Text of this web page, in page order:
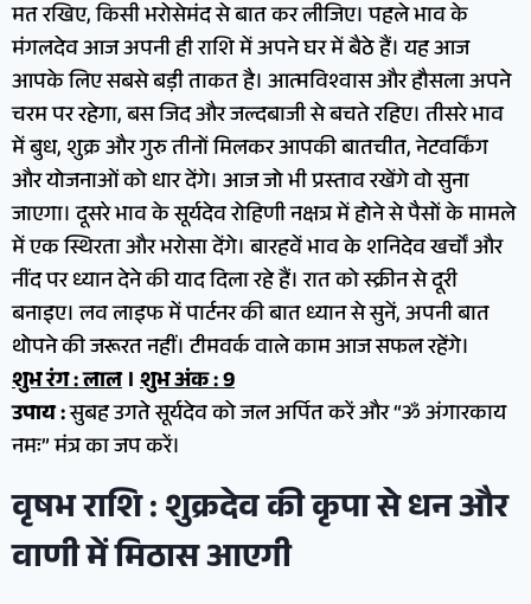
मत रखिए, किसी भरोसेमंद से बात कर लीजिए। पहले भाव के
मंगलदेव आज अपनी ही राशि में अपने घर में बैठे हैं। यह आज
आपके लिए सबसे बड़ी ताकत है। आत्मविश्वास और हौसला अपने
चरम पर रहेगा, बस जिद और जल्दबाजी से बचते रहिए। तीसरे भाव
में बुध, शुक्र और गुरु तीनों मिलकर आपकी बातचीत, नेटवर्किंग
और योजनाओं को धार देंगे। आज जो भी प्रस्ताव रखेंगे वो सुना
जाएगा। दूसरे भाव के सूर्यदेव रोहिणी नक्षत्र में होने से पैसों के मामले
में एक स्थिरता और भरोसा देंगे। बारहवें भाव के शनिदेव खर्चों और
नींद पर ध्यान देने की याद दिला रहे हैं। रात को स्क्रीन से दूरी
बनाइए। लव लाइफ में पार्टनर की बात ध्यान से सुनें, अपनी बात
थोपने की जरूरत नहीं। टीमवर्क वाले काम आज सफल रहेंगे।
शुभ रंग : लाल। शुभ अंक : 9
उपाय :सुबह उगते सूर्यदेव को जल अर्पित करें और “ॐ अंगारकाय
नमः” मंत्र का जप करें।
वृषभ राशि : शुक्रदेव की कृपा से धन और
वाणी में मिठास आएगी